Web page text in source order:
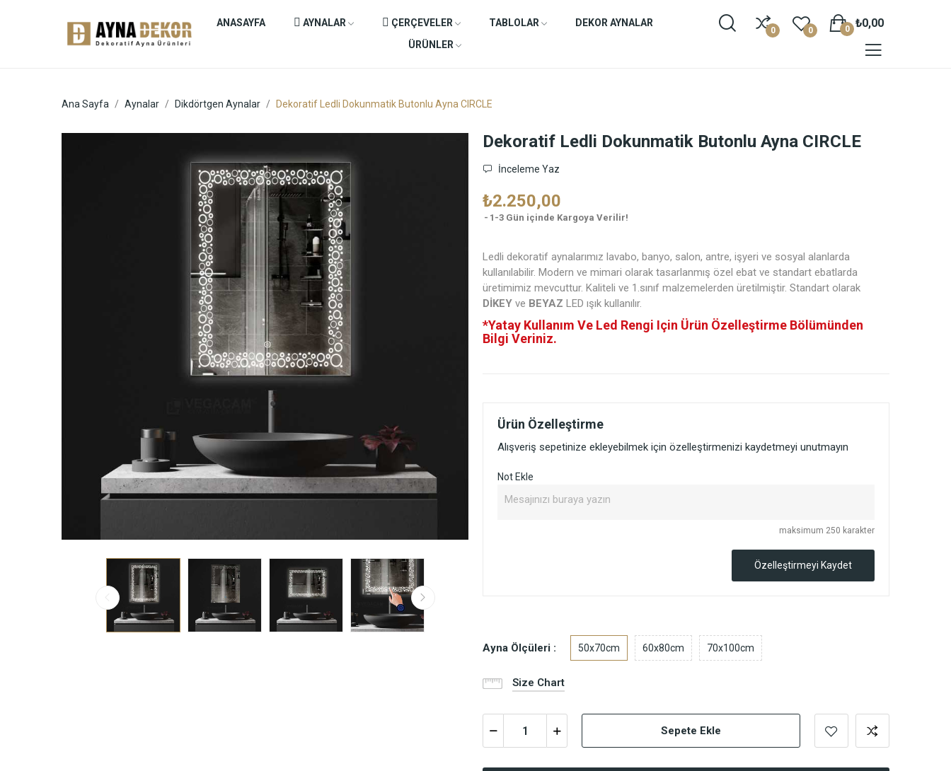
ANASAYFA AYNALAR ÇERÇEVELER TABLOLAR
DEKOR AYNALAR
ÜRÜNLER
0 0
₺0,00
0
Ana Sayfa Aynalar Dikdörtgen Aynalar Dekoratif Ledli Dokunmatik Butonlu Ayna CIRCLE
Dekoratif Ledli Dokunmatik Butonlu Ayna CIRCLE
İnceleme Yaz
₺2.250,00
1-3 Gün içinde Kargoya Verilir!
Ledli dekoratif aynalarımız lavabo, banyo, salon, antre, işyeri ve sosyal alanlarda
kullanılabilir. Modern ve mimari olarak tasarlanmış özel ebat ve standart ebatlarda
üretimimiz mevcuttur. Kaliteli ve 1.sınıf malzemelerden üretilmiştir. Standart olarak
DİKEY ve BEYAZ LED ışık kullanılır.
*Yatay Kullanım Ve Led Rengi Için Ürün Özelleştirme Bölümünden
Bilgi Veriniz.
Ürün Özelleştirme
Alışveriş sepetinize ekleyebilmek için özelleştirmenizi kaydetmeyi unutmayın
Not Ekle
maksimum 250 karakter
Özelleştirmeyi Kaydet
Ayna Ölçüleri : 50x70cm 60x80cm 70x100cm
Size Chart
Sepete Ekle